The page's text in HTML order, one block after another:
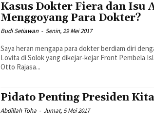
Kasus Dokter Fiera dan Isu
Menggoyang Para Dokter?
Budi Setiawan - Senin, 29 Mei 2017
Saya heran mengapa para dokter berdiam diri
Lovita di Solok yang dikejar-kejar Front Pembela
Otto Rajasa...
Pidato Penting Presiden Kita
Abdillah Toha - Jumat, 5 Mei 2017